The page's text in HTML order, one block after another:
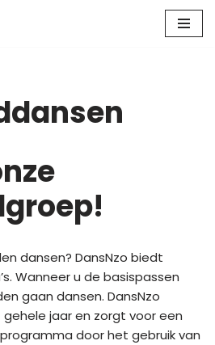
dansen? DansNzo biedt
Wanneer u de basispassen
gaan dansen. DansNzo
jaar en zorgt voor een
door het gebruik van